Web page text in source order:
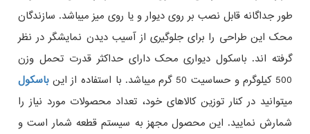
طور جداگانه قابل نصب بر روی دیوار و یا روی میز میباشد. سازندگان
محک این طراحی را برای جلوگیری از آسیب دیدن نمایشگر در نظر
گرفته اند. باسکول دیواری محک دارای حداکثر قدرت تحمل وزن
500 کیلوگرم و حساسیت 50 گرم میباشد. با استفاده از این
باسکول
میتوانید در کنار توزین کالاهای خود، تعداد محصولات مورد نیاز را
شمارش نمایید. این محصول مجهز به سیستم قطعه شمار است و